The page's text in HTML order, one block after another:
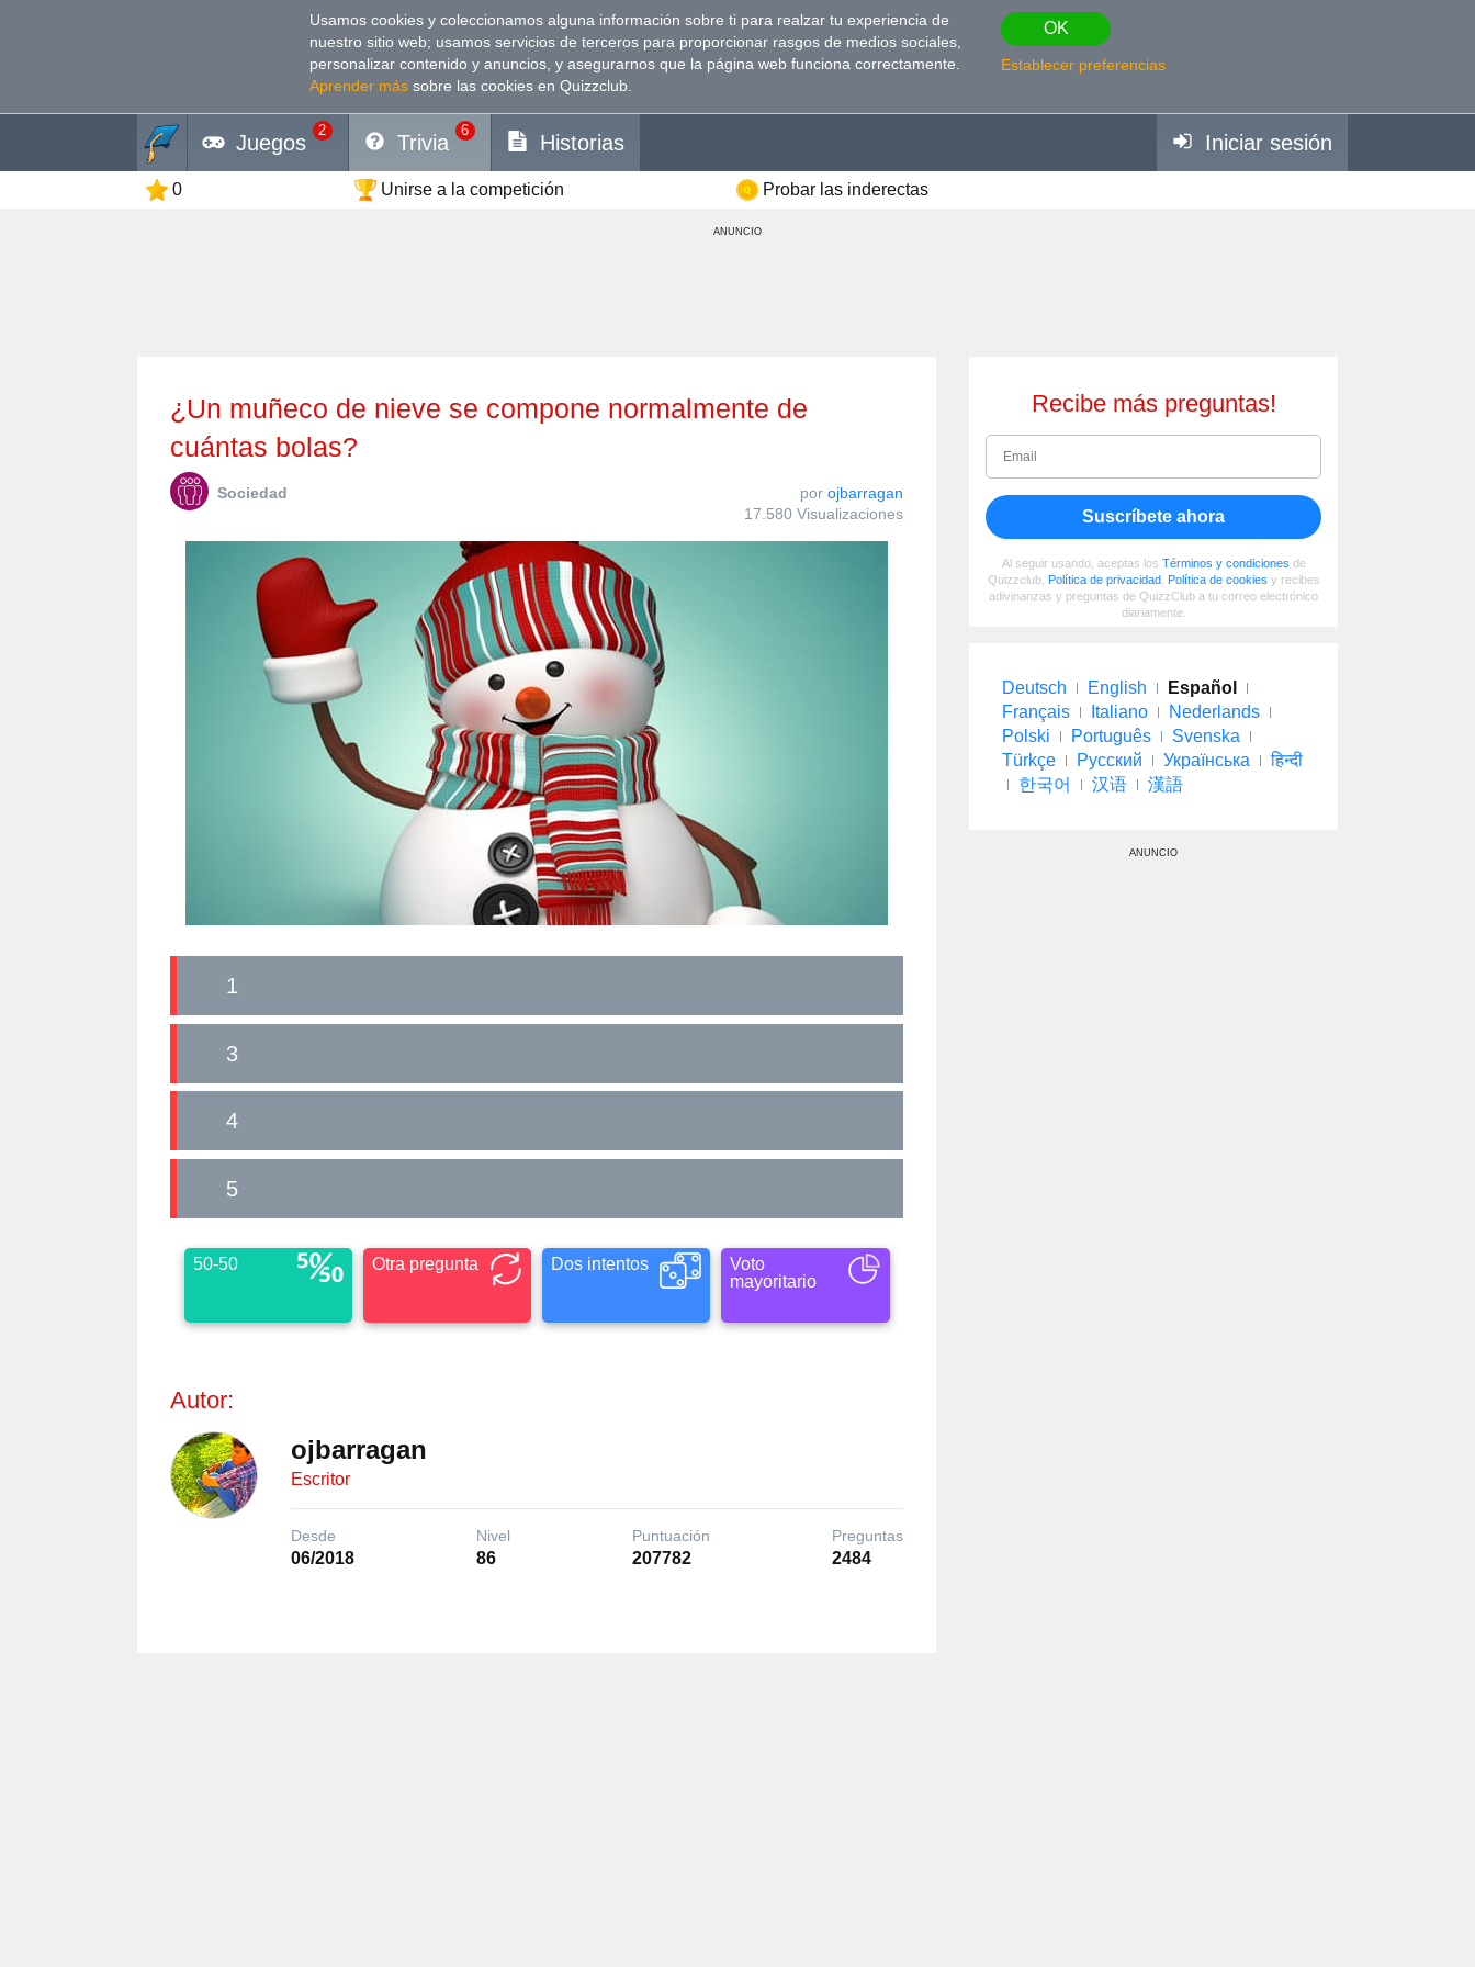
Usamos cookies y coleccionamos alguna información sobre ti para realzar tu experiencia de
nuestro sitio web; usamos servicios de terceros para proporcionar rasgos de medios sociales,
personalizar contenido y anuncios, y asegurarnos que la página web funciona correctamente.
Aprender más sobre las cookies en Quizzclub.
OK
Establecer preferencias
Juegos
2
Trivia
6
Historias Iniciar sesión
0 Unirse a la competición Probar las inderectas
ANUNCIO
¿Un muñeco de nieve se compone normalmente de
cuántas bolas?
Sociedad por ojbarragan
17.580 Visualizaciones
1
3
4
5
50-50 Otra pregunta Dos intentos
Voto
mayoritario
Autor:
ojbarragan
Escritor
Desde
06/2018
Nivel
86
Puntuación
207782
Preguntas
2484
Recibe más preguntas!
Suscríbete ahora
Al seguir usando, aceptas los Términos y condiciones de
Quizzclub, Política de privacidad, Política de cookies y recibes
adivinanzas y preguntas de QuizzClub a tu correo electrónico
diariamente.
Deutsch English
Español
Français
Italiano
Nederlands
Polski
Português
Svenska
Türkçe
Русский Українська
हिन्दी
한국어
汉语 漢語
ANUNCIO